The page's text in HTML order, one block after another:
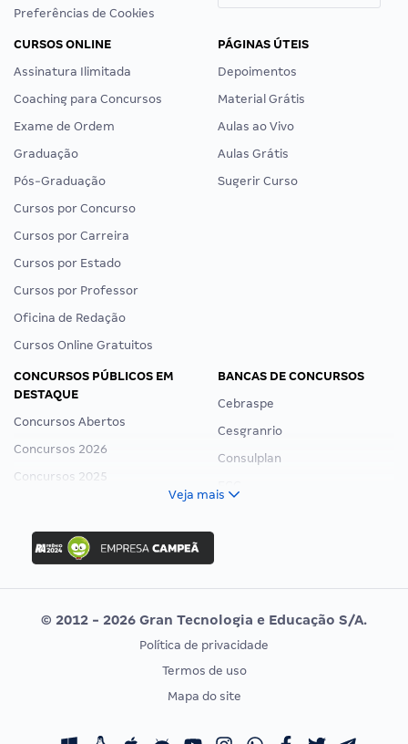
Preferências de Cookies
CURSOS ONLINE
Assinatura Ilimitada
Coaching para Concursos
Exame de Ordem
Graduação
Pós-Graduação
Cursos por Concurso
Cursos por Carreira
Cursos por Estado
Cursos por Professor
Oficina de Redação
Cursos Online Gratuitos
PÁGINAS ÚTEIS
Depoimentos
Material Grátis
Aulas ao Vivo
Aulas Grátis
Sugerir Curso
CONCURSOS PÚBLICOS EM
DESTAQUE
Concursos Abertos
Concursos 2026
Concursos 2025
Concurso Ibama
Concurso MPU
Editais publicados
BANCAS DE CONCURSOS
Cebraspe
Cesgranrio
Consulplan
Vunesp
CONCURSOS POR PROFISSÃO
Concursos Fiscais
EXAME DE ORDEM
Calendário OAB
Veja mais
© 2012 - 2026 Gran Tecnologia e Educação S/A.
Política de privacidade
Termos de uso
Mapa do site